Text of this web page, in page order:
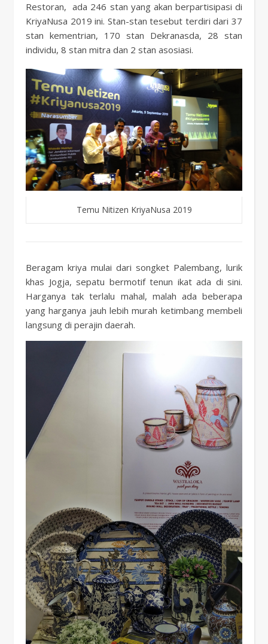
Restoran, ada 246 stan yang akan berpartisipasi di
KriyaNusa 2019 ini. Stan-stan tesebut terdiri dari 37
stan kementrian, 170 stan Dekranasda, 28 stan
individu, 8 stan mitra dan 2 stan asosiasi.
Temu Nitizen KriyaNusa 2019
Beragam kriya mulai dari songket Palembang, lurik
khas Jogja, sepatu bermotif tenun ikat ada di sini.
Harganya tak terlalu mahal, malah ada beberapa
yang harganya jauh lebih murah ketimbang membeli
langsung di perajin daerah.